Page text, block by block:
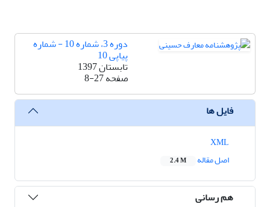
دوره 3، شماره 10 - شماره
پیاپی 10
تابستان 1397
صفحه8-27
فایل ها
اصل مقاله
2.4 M
هم رسانی